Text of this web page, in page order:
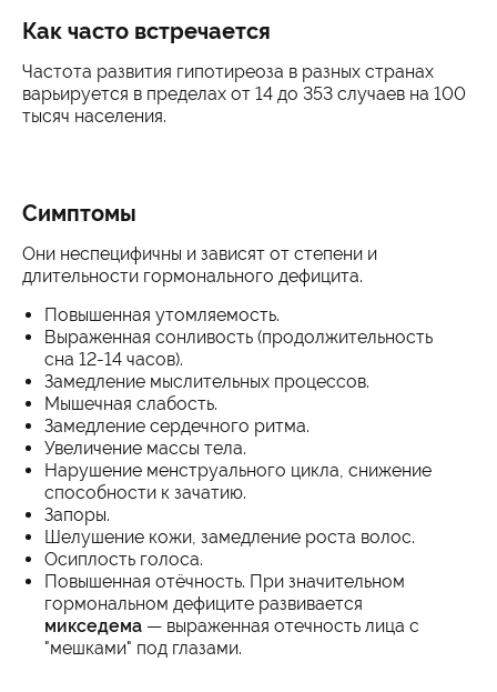
Как часто встречается
Частота развития гипотиреоза в разных странах
варьируется в пределах от 14 до 353 случаев на 100
тысяч населения.
Симптомы
Они неспецифичны и зависят от степени и
длительности гормонального дефицита.
Повышенная утомляемость.
Выраженная сонливость (продолжительность
сна 12-14 часов).
Замедление мыслительных процессов.
Мышечная слабость.
Замедление сердечного ритма.
Увеличение массы тела.
Нарушение менструального цикла, снижение
способности к зачатию.
Запоры.
Шелушение кожи, замедление роста волос.
Осиплость голоса.
Повышенная отёчность. При значительном
гормональном дефиците развивается
микседема — выраженная отечность лица с
"мешками" под глазами.